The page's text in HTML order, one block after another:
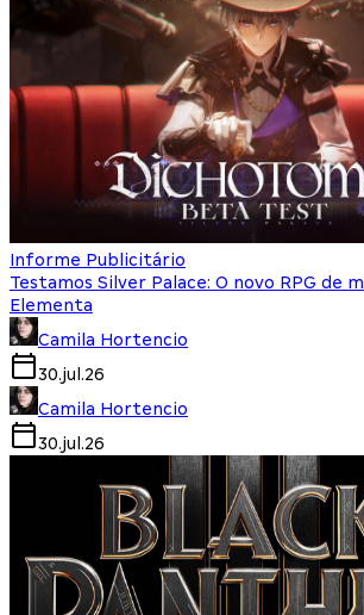
Informe Publicitário
Testamos Silver Palace: O novo RPG de
Elementa
Camila Hortencio
30.jul.26
Camila Hortencio
30.jul.26